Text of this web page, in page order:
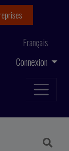
Connexion
Français